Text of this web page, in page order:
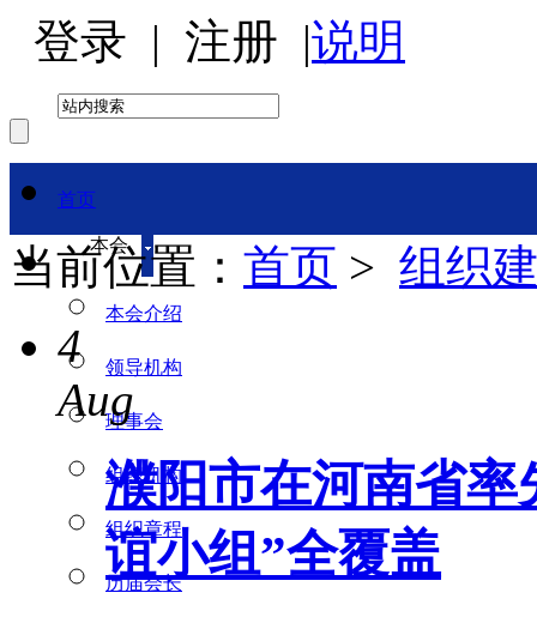
登录 | 注册 |说明
首页
本会
本会介绍
领导机构
理事会
组织机构
组织章程
历届会长
当前位置： 首页 > 组织
4
Aug
濮阳市在河南省
谊小组”全覆盖